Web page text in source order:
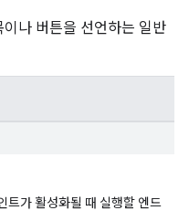
나 버튼을 선언하는 일반
트가 활성화될 때 실행할 엔드